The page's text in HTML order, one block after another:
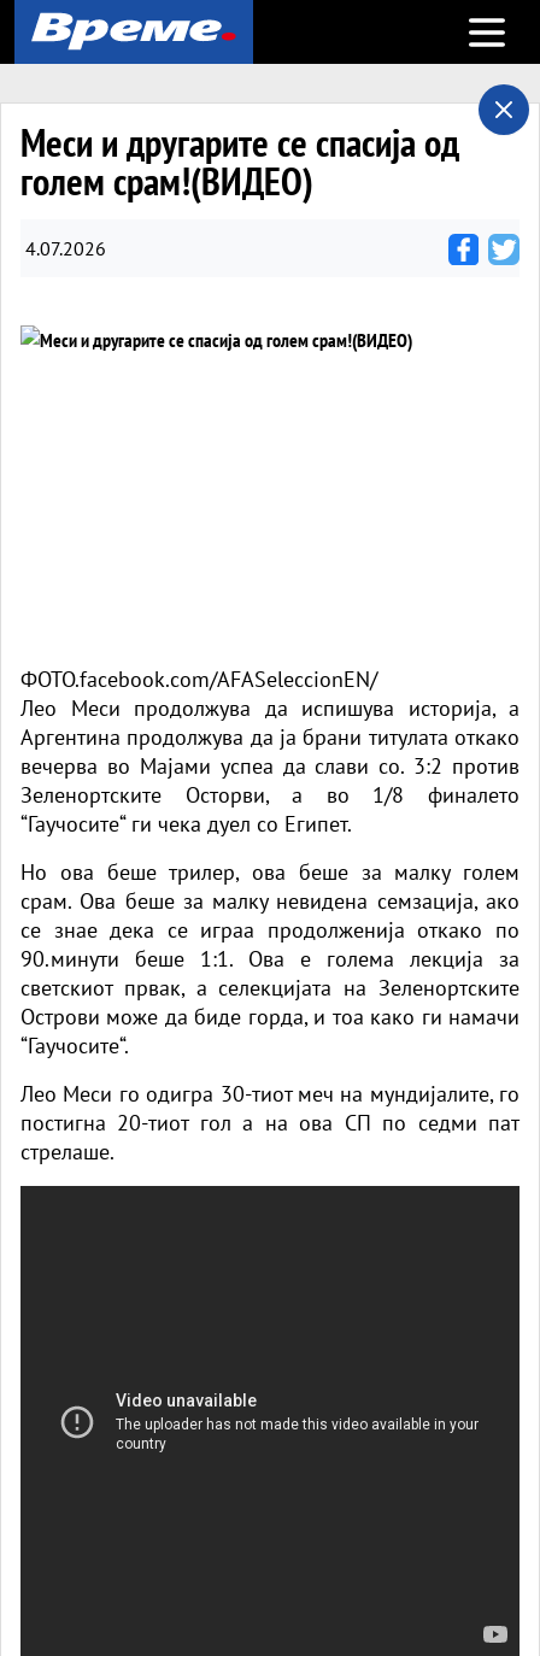
Open
Меси и другарите се спасија од
голем срам!(ВИДЕО)
4.07.2026
ФОТО.facebook.com/AFASeleccionEN/
Лео Меси продолжува да испишува историја, а
Аргентина продолжува да ја брани титулата откако
вечерва во Мајами успеа да слави со. 3:2 против
Зеленортските Осторви, а во 1/8 финалето
“Гаучосите“ ги чека дуел со Египет.
Но ова беше трилер, ова беше за малку голем
срам. Ова беше за малку невидена семзација, ако
се знае дека се играа продолженија откако по
90.минути беше 1:1. Ова е голема лекција за
светскиот првак, а селекцијата на Зеленортските
Острови може да биде горда, и тоа како ги намачи
“Гаучосите“.
Лео Меси го одигра 30-тиот меч на мундијалите, го
постигна 20-тиот гол а на ова СП по седми пат
стрелаше.